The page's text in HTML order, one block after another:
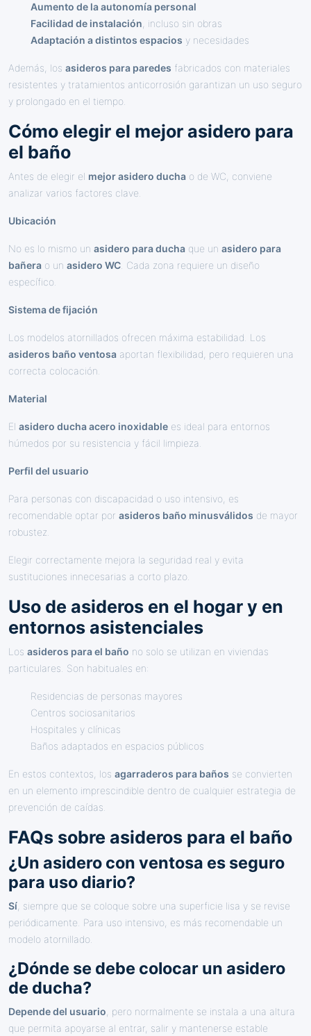
Aumento de la autonomía personal
Facilidad de instalación , incluso sin obras
Adaptación a distintos espacios y necesidades
Además, los asideros para paredes fabricados con materiales
resistentes y tratamientos anticorrosión garantizan un uso seguro
y prolongado en el tiempo.
Cómo elegir el mejor asidero para
el baño
Antes de elegir el mejor asidero ducha o de WC, conviene
analizar varios factores clave.
Ubicación
No es lo mismo un asidero para ducha que un asidero para
bañera o un asidero WC . Cada zona requiere un diseño
específico.
Sistema de fijación
Los modelos atornillados ofrecen máxima estabilidad. Los
asideros baño ventosa aportan flexibilidad, pero requieren una
correcta colocación.
Material
El asidero ducha acero inoxidable es ideal para entornos
húmedos por su resistencia y fácil limpieza.
Perfil del usuario
Para personas con discapacidad o uso intensivo, es
recomendable optar por asideros baño minusválidos de mayor
robustez.
Elegir correctamente mejora la seguridad real y evita
sustituciones innecesarias a corto plazo.
Uso de asideros en el hogar y en
entornos asistenciales
Los asideros para el baño no solo se utilizan en viviendas
particulares. Son habituales en:
Residencias de personas mayores
Centros sociosanitarios
Hospitales y clínicas
Baños adaptados en espacios públicos
En estos contextos, los agarraderos para baños se convierten
en un elemento imprescindible dentro de cualquier estrategia de
prevención de caídas.
FAQs sobre asideros para el baño
¿Un asidero con ventosa es seguro
para uso diario?
Sí , siempre que se coloque sobre una superficie lisa y se revise
periódicamente. Para uso intensivo, es más recomendable un
modelo atornillado.
¿Dónde se debe colocar un asidero
de ducha?
Depende del usuario , pero normalmente se instala a una altura
que permita apoyarse al entrar, salir y mantenerse estable